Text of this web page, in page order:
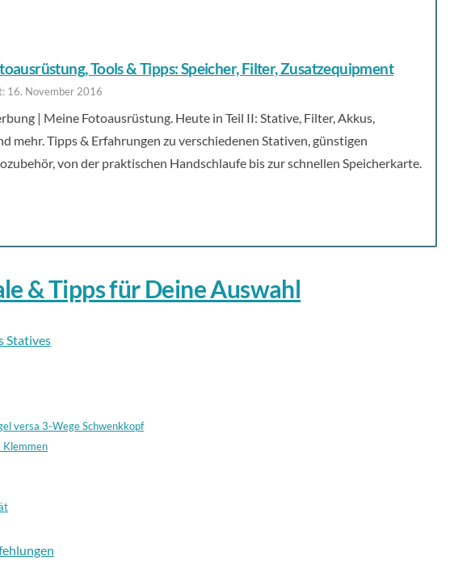
Tools & Tipps: Speicher, Filter, Zusatzequipment
16. November 2016
| Meine Fotoausrüstung. Heute in Teil II: Stative, Filter, Akkus,
mehr. Tipps & Erfahrungen zu verschiedenen Stativen, günstigen
von der praktischen Handschlaufe bis zur schnellen Speicherkarte.
& Tipps für Deine Auswahl
Statives
versa 3-Wege Schwenkkopf
Klemmen